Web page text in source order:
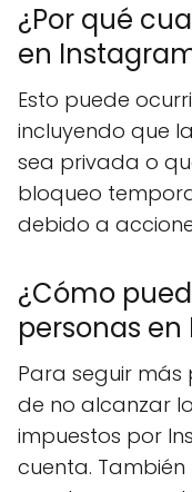
¿Por qué
en
Esto puede
incluyendo que
sea privada o
bloqueo
debido a
¿Cómo
personas
Para seguir
de no alcanzar
impuestos por
cuenta.